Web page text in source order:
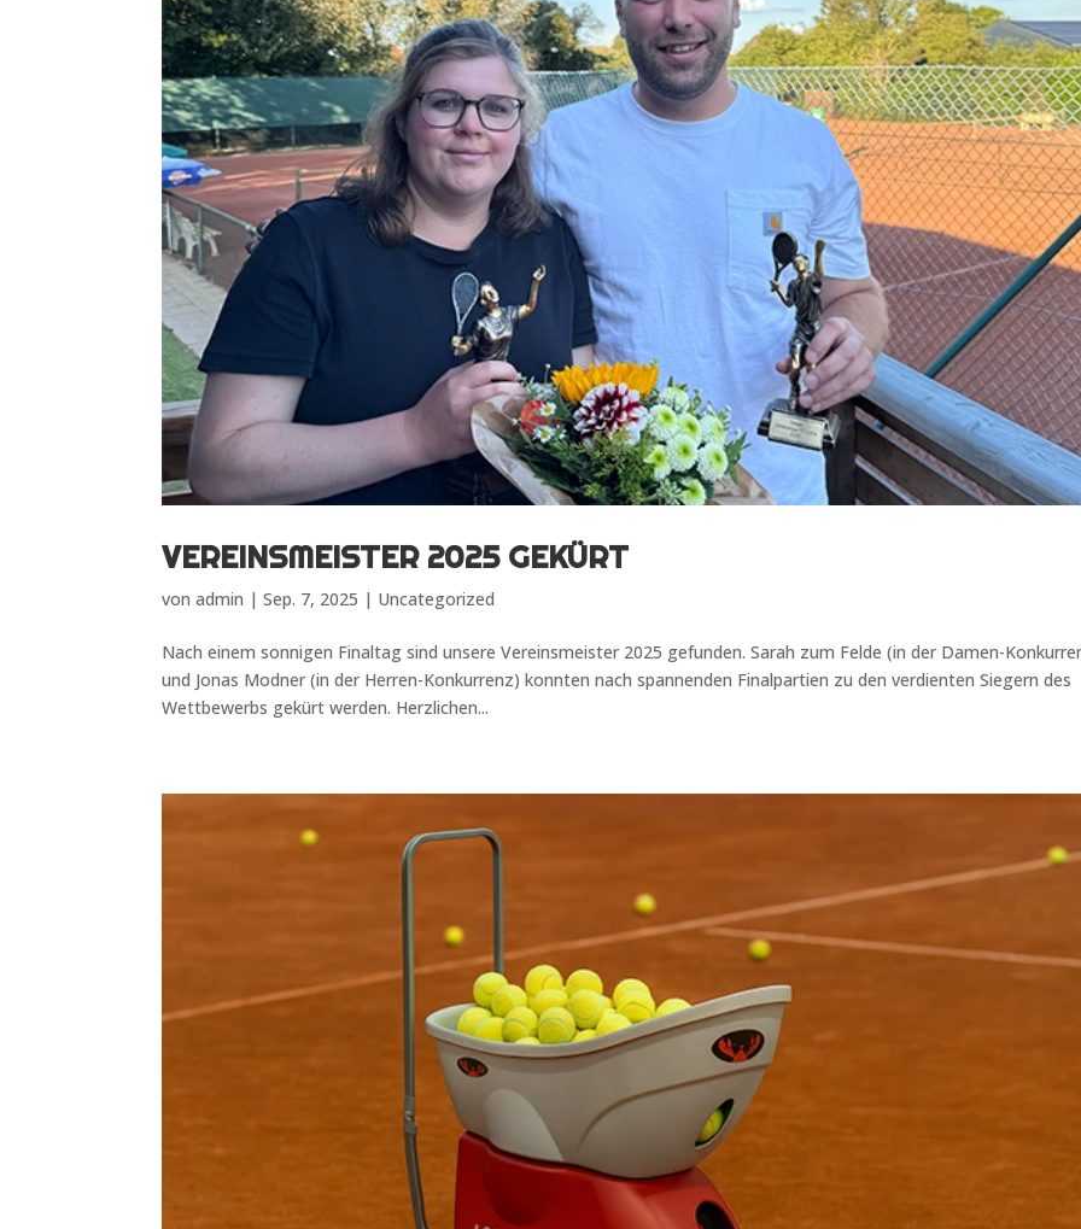
VEREINSMEISTER 2025 GEKÜRT
vonadmin |Sep. 7, 2025 | Uncategorized
Nach einem sonnigen Finaltag sind unsere Vereinsmeister 2025 gefunden. Sarah zum Felde (in der Damen-
und Jonas Modner (in der Herren-Konkurrenz) konnten nach spannenden Finalpartien zu den verdienten Siegern des
Wettbewerbs gekürt werden. Herzlichen...